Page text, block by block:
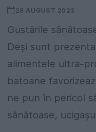
28 AUGUST 2023
Gustările
Deși sunt
alimentele ultra-
batoane
ne pun în pericol
sănătoase,